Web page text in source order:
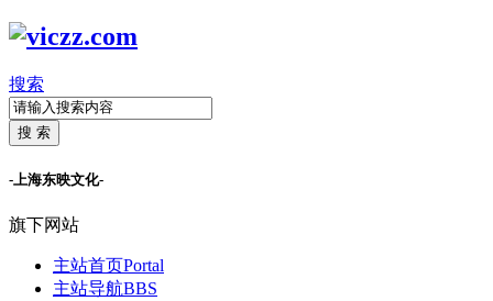
搜索
搜 索
-上海东映文化-
旗下网站
主站首页Portal
主站导航BBS